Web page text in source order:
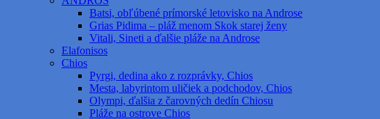
Batsi, obľúbené prímorské letovisko na Androse
Grias Pidima – pláž menom Skok starej ženy
Vitali, Sineti a ďalšie pláže na Androse
Elafonisos
Chios
Pyrgi, dedina ako z rozprávky, Chios
Mesta, labyrintom uličiek a podchodov, Chios
Olympi, ďalšia z čarovných dedín Chiosu
Pláže na ostrove Chios